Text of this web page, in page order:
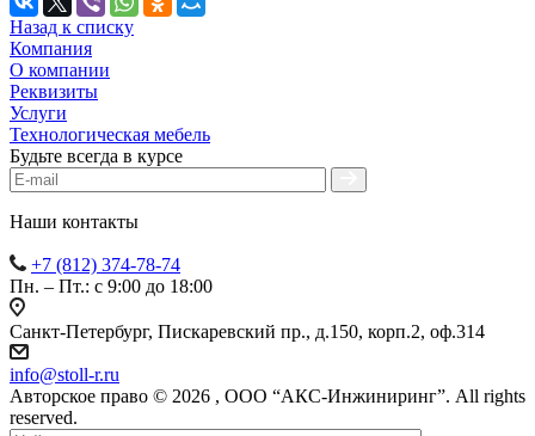
Назад к списку
Компания
О компании
Реквизиты
Услуги
Технологическая мебель
Будьте всегда в курсе
Наши контакты
+7 (812) 374-78-74
Пн. – Пт.: с 9:00 до 18:00
Санкт-Петербург, Пискаревский пр., д.150, корп.2, оф.314
info@stoll-r.ru
Авторское право © 2026 , OOO “АКС-Инжиниринг”. All rights
reserved.